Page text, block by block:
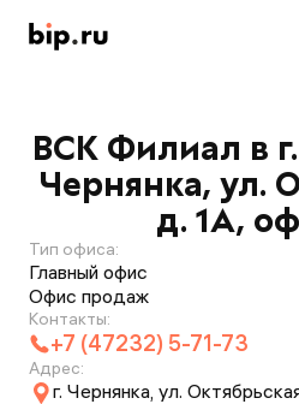
ВСК Филиал в
Чернянка, ул.
д. 1А,
Тип офиса:
Главный офис
Офис продаж
Контакты:
+7 (47232) 5-71-73
Адрес:
г. Чернянка, ул.